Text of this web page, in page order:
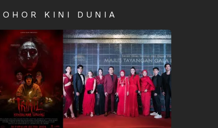
KINI DUNIA